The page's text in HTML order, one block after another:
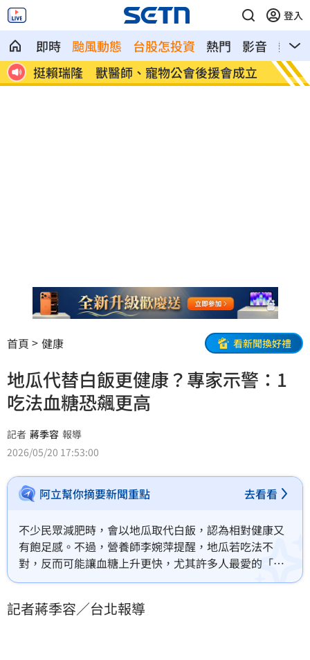
登入
即時 颱風動態 台股怎投資 熱門 影音
熱搜
傳
挺賴瑞隆 獸醫師、寵物公會後援會成立
新手
光
首頁 健康 看新聞換好禮
地瓜代替白飯更健康？專家示警：1
吃法血糖恐飆更高
記者 蔣季容 報導
2026/05/20 17:53:00
阿立幫你摘要新聞重點 去看看
不少民眾減肥時，會以地瓜取代白飯，認為相對健康又
有飽足感。不過，營養師李婉萍提醒，地瓜若吃法不
對，反而可能讓血糖上升更快，尤其許多人最愛的「熱
騰騰烤地瓜」，其實就是需要特別注意的吃法。
記者蔣季容／台北報導